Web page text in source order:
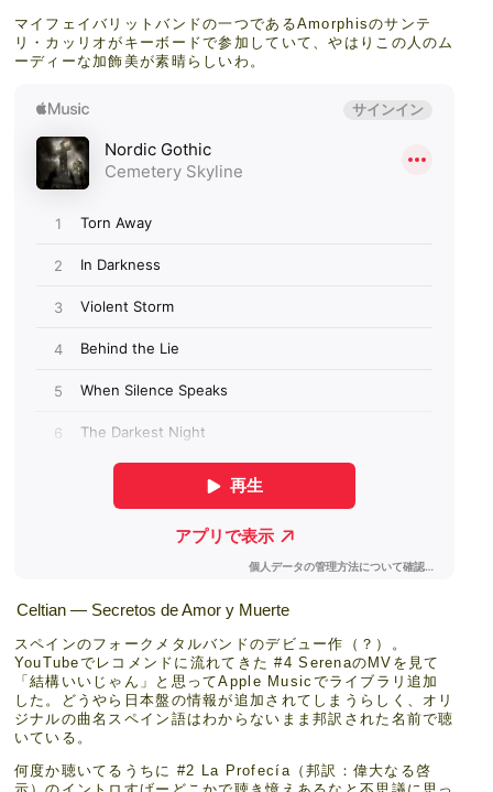
マイフェイバリットバンドの一つであるAmorphisのサンテ
リ・カッリオがキーボードで参加していて、やはりこの人のム
ーディーな加飾美が素晴らしいわ。
Celtian — Secretos de Amor y Muerte
スペインのフォークメタルバンドのデビュー作（？）。
YouTubeでレコメンドに流れてきた #4 SerenaのMVを見て
「結構いいじゃん」と思ってApple Musicでライブラリ追加
した。どうやら日本盤の情報が追加されてしまうらしく、オリ
ジナルの曲名スペイン語はわからないまま邦訳された名前で聴
いている。
何度か聴いてるうちに #2 La Profecía（邦訳：偉大なる啓